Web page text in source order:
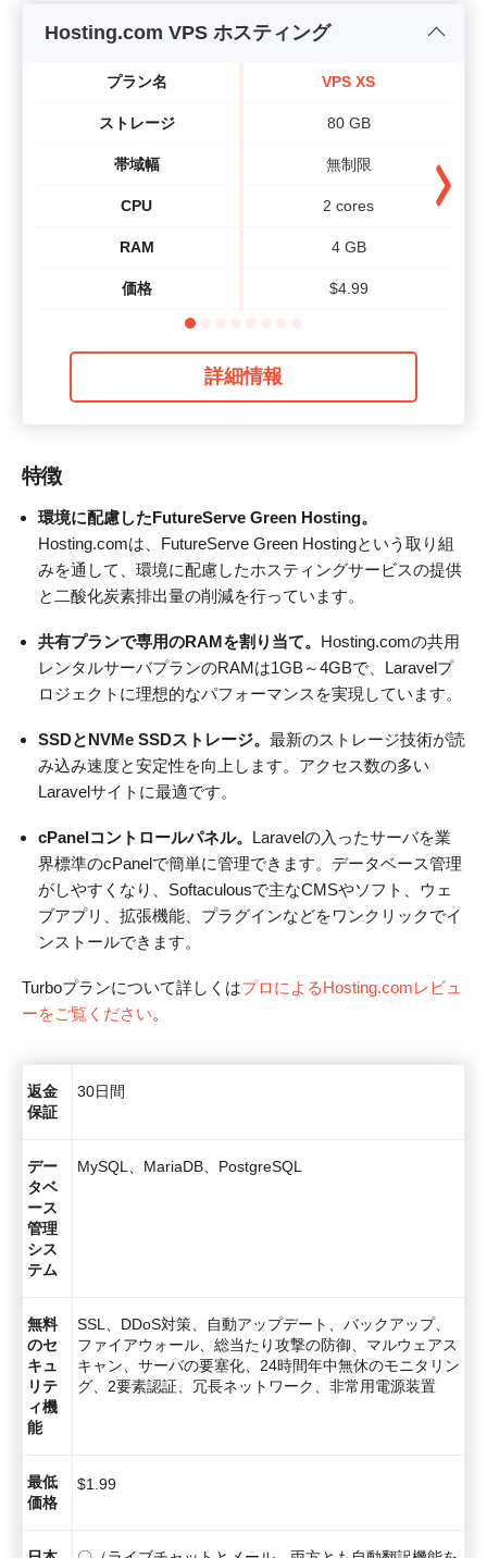
Hosting.com VPS ホスティング
プラン名
ストレージ
帯域幅
CPU
RAM
価格
VPS XS
80 GB
無制限
2 cores
4 GB
$4.99
詳細情報
特徴
環境に配慮したFutureServe Green Hosting。
Hosting.comは、FutureServe Green Hostingという取り組
みを通して、環境に配慮したホスティングサービスの提供
と二酸化炭素排出量の削減を行っています。
共有プランで専用のRAMを割り当て。 Hosting.comの共用
レンタルサーバプランのRAMは1GB～4GBで、Laravelプ
ロジェクトに理想的なパフォーマンスを実現しています。
SSDとNVMe SSDストレージ。 最新のストレージ技術が読
み込み速度と安定性を向上します。アクセス数の多い
Laravelサイトに最適です。
cPanelコントロールパネル。 Laravelの入ったサーバを業
界標準のcPanelで簡単に管理できます。データベース管理
がしやすくなり、Softaculousで主なCMSやソフト、ウェ
ブアプリ、拡張機能、プラグインなどをワンクリックでイ
ンストールできます。
Turboプランについて詳しくはプロによるHosting.comレビュ
ーをご覧ください。
返金
保証
30日間
デー
タベ
ース
管理
シス
テム
MySQL、MariaDB、PostgreSQL
無料
のセ
キュ
リテ
ィ機
能
SSL、DDoS対策、自動アップデート、バックアップ、
ファイアウォール、総当たり攻撃の防御、マルウェアス
キャン、サーバの要塞化、24時間年中無休のモニタリン
グ、2要素認証、冗長ネットワーク、非常用電源装置
最低
価格
$1.99